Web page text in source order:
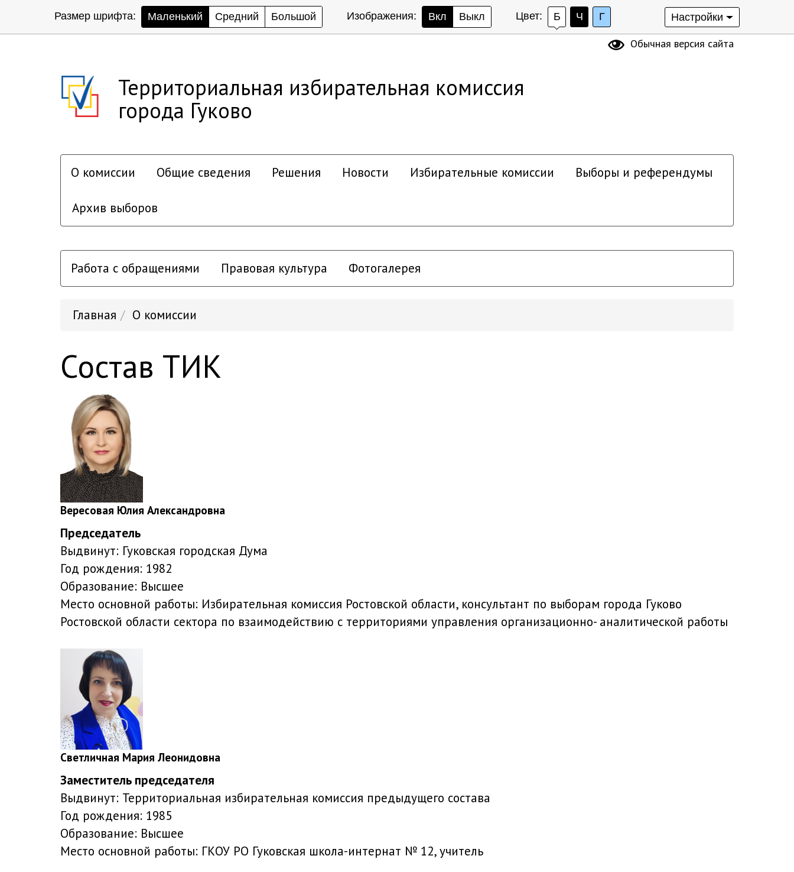
Размер шрифта: Маленький Средний Большой Изображения: Вкл Выкл Цвет: Б Ч Г Настройки
Обычная версия сайта
Территориальная избирательная комиссия
города Гуково
О комиссии Общие сведения Решения Новости Избирательные комиссии Выборы и референдумы
Архив выборов
Работа с обращениями Правовая культура Фотогалерея
Главная О комиссии
Состав ТИК
Вересовая Юлия Александровна
Председатель
Выдвинут: Гуковская городская Дума
Год рождения: 1982
Образование: Высшее
Место основной работы: Избирательная комиссия Ростовской области, консультант по выборам города Гуково
Ростовской области сектора по взаимодействию с территориями управления организационно- аналитической работы
Светличная Мария Леонидовна
Заместитель председателя
Выдвинут: Территориальная избирательная комиссия предыдущего состава
Год рождения: 1985
Образование: Высшее
Место основной работы: ГКОУ РО Гуковская школа-интернат № 12, учитель